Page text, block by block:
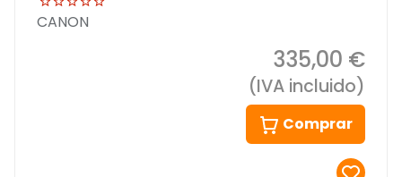
CANON
335,00 €
(IVA incluido)
Comprar